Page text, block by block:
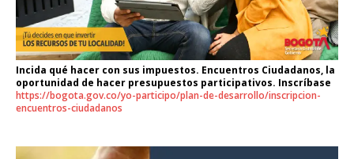
Incida qué hacer con sus impuestos. Encuentros Ciudadanos, la
oportunidad de hacer presupuestos participativos. Inscríbase
https://bogota.gov.co/yo-participo/plan-de-desarrollo/inscripcion-
encuentros-ciudadanos